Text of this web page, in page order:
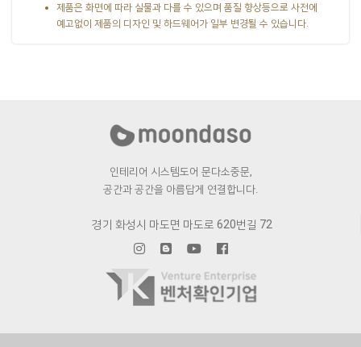
제품은 화면에 따라 실물과 다를 수 있으며 품질 향상등으로 사전에
예고없이 제품의 디자인 및 하드웨어가 일부 변경될 수 있습니다.
인테리어 시스템도어 문다소중문,
공간과 공간을 아름답게 연결합니다.
경기 화성시 마도면 마도로 620번길 72